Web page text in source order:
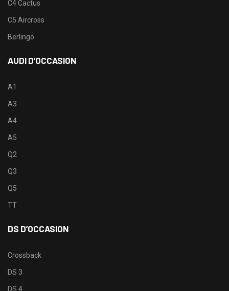
C4 Cactus
C5 Aircross
Berlingo
AUDI D’OCCASION
A1
A3
A4
A5
Q2
Q3
Q5
TT
DS D’OCCASION
Crossback
DS 3
DS 4